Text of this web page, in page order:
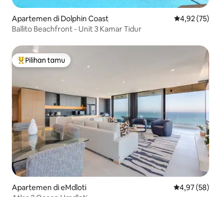
Apartemen di Dolphin Coast Nilai rata-rata
4,92 (75)
Ballito Beachfront - Unit 3 Kamar Tidur
Pilihan tamu terpopuler
Pilihan tamu
Apartemen di eMdloti Nilai rata-rata
4,97 (58)